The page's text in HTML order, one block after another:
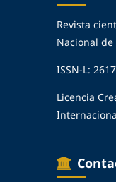
Revista
Nacional
ISSN-L:
Licencia